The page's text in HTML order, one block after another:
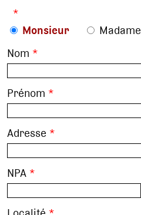
*
Monsieur
Madame
Nom *
Prénom *
Adresse *
NPA *